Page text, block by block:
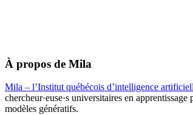
À propos de Mila
Mila – l’Institut québécois d’intelligence
chercheur·euse·s universitaires en
modèles génératifs.